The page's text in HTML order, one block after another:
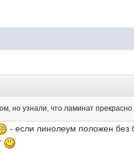
но узнали, что ламинат
- если линолеум положен без